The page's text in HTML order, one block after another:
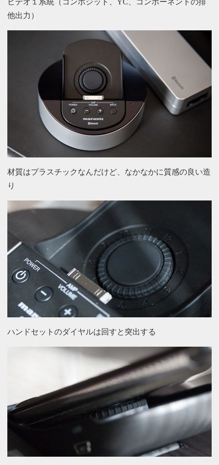
他出力）
材質はプラスチックなんだけど、なかなかに質感の良い造
り
ハンドセットのダイヤルは回すと突出する